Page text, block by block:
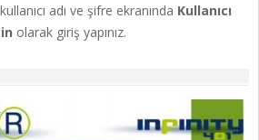
adı ve şifre ekranında Kullanıcı
olarak giriş yapınız.